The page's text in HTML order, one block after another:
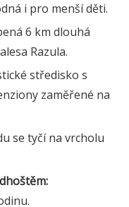
i pro menší děti.
6 km dlouhá
Razula.
středisko s
zaměřené na
se tyčí na vrcholu